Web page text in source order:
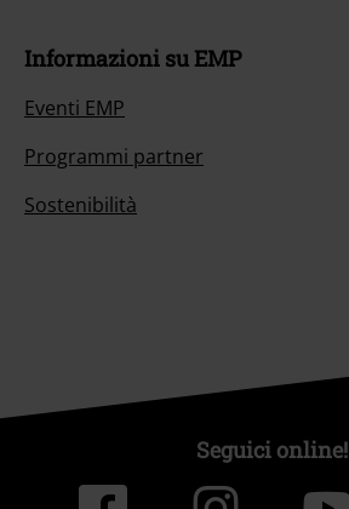
Informazioni su EMP
Eventi EMP
Programmi partner
Sostenibilità
Seguici online!